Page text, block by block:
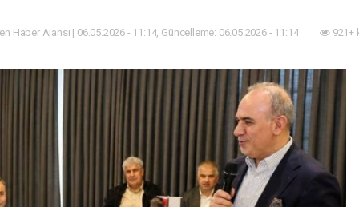
Haber Ajansı | 06.05.2026 - 11:14, Güncelleme: 06.05.2026 - 11:14 921+